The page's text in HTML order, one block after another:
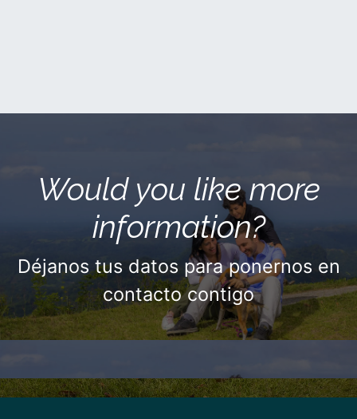
Would you like more
information?
Déjanos tus datos para ponernos en
contacto contigo